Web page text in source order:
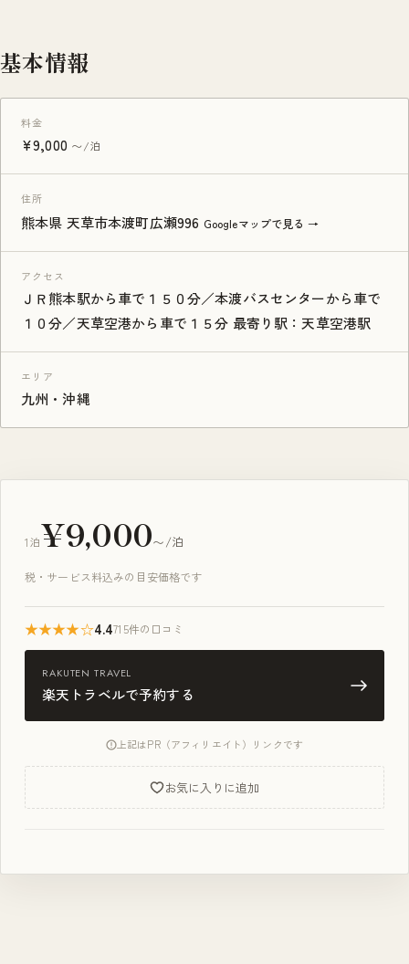
基本情報
料金
¥9,000 〜/泊
住所
熊本県 天草市本渡町広瀬996 Googleマップで見る →
アクセス
ＪＲ熊本駅から車で１５０分／本渡バスセンターから車で
１０分／天草空港から車で１５分 最寄り駅：天草空港駅
エリア
九州・沖縄
1泊¥9,000〜/泊
税・サービス料込みの目安価格です
★★★★☆4.4715件の口コミ
RAKUTEN TRAVEL
楽天トラベルで予約する
上記はPR（アフィリエイト）リンクです
お気に入りに追加